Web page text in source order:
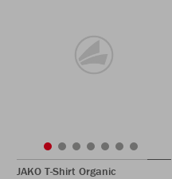
JAKO T-Shirt Organic